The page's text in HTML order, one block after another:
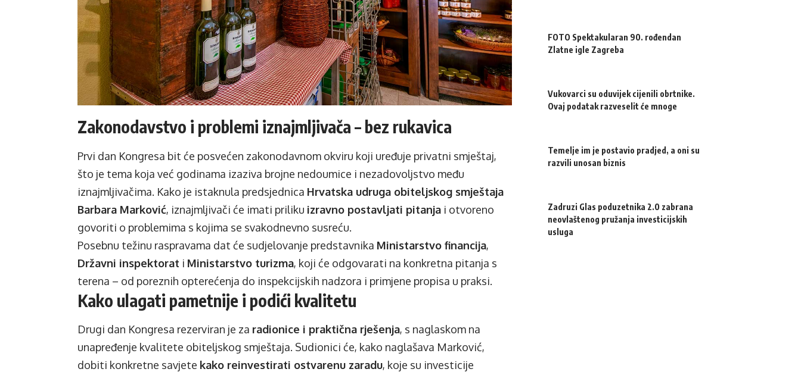
Zakonodavstvo i problemi iznajmljivača – bez rukavica
Prvi dan Kongresa bit će posvećen zakonodavnom okviru koji uređuje privatni smještaj,
što je tema koja već godinama izaziva brojne nedoumice i nezadovoljstvo među
iznajmljivačima. Kako je istaknula predsjednica Hrvatska udruga obiteljskog smještaja
Barbara Marković, iznajmljivači će imati priliku izravno postavljati pitanja i otvoreno
govoriti o problemima s kojima se svakodnevno susreću.
Posebnu težinu raspravama dat će sudjelovanje predstavnika Ministarstvo financija,
Državni inspektorat i Ministarstvo turizma, koji će odgovarati na konkretna pitanja s
terena – od poreznih opterećenja do inspekcijskih nadzora i primjene propisa u praksi.
Kako ulagati pametnije i podići kvalitetu
Drugi dan Kongresa rezerviran je za radionice i praktična rješenja, s naglaskom na
unapređenje kvalitete obiteljskog smještaja. Sudionici će, kako naglašava Marković,
dobiti konkretne savjete kako reinvestirati ostvarenu zaradu, koje su investicije
FOTO Spektakularan 90. rođendan
Zlatne igle Zagreba
Vukovarci su oduvijek cijenili obrtnike.
Ovaj podatak razveselit će mnoge
Temelje im je postavio pradjed, a oni su
razvili unosan biznis
Zadruzi Glas poduzetnika 2.0 zabrana
neovlaštenog pružanja investicijskih
usluga